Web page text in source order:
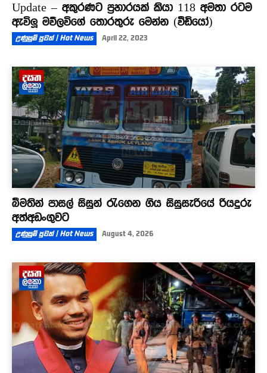
Update – අකුරණට ප්‍රහාරයක් කියා 118 අමතා රටම
ඇවිලූ මව්ලවිගේ තොරතුරු මෙන්න (වීඩියෝ)
උණුසුම් පුවත් | Hot News April 22, 2023
බීමතින් පාසල් සිසුන් රැගෙන ගිය සිසුසැරියේ රියදුරු
අත්අඩංගුවට
උණුසුම් පුවත් | Hot News August 4, 2026